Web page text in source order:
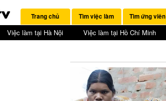
Trang chủ Tìm việc làm Tìm ứng viên
Việc làm tại Hà Nội Việc làm tại Hồ Chí Minh